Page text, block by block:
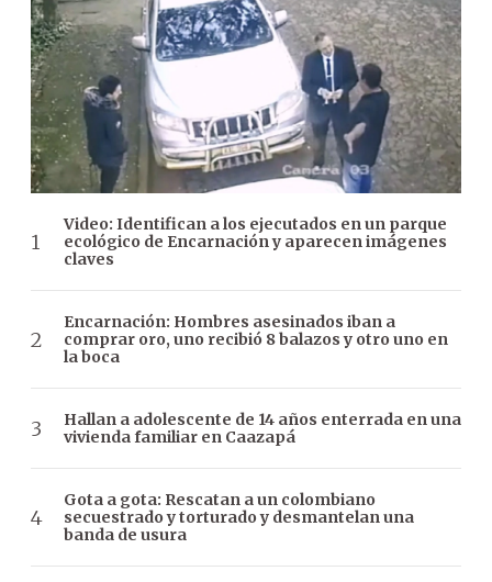
Video: Identifican a los ejecutados en un parque
ecológico de Encarnación y aparecen imágenes
claves
Encarnación: Hombres asesinados iban a
comprar oro, uno recibió 8 balazos y otro uno en
la boca
Hallan a adolescente de 14 años enterrada en una
vivienda familiar en Caazapá
Gota a gota: Rescatan a un colombiano
secuestrado y torturado y desmantelan una
banda de usura